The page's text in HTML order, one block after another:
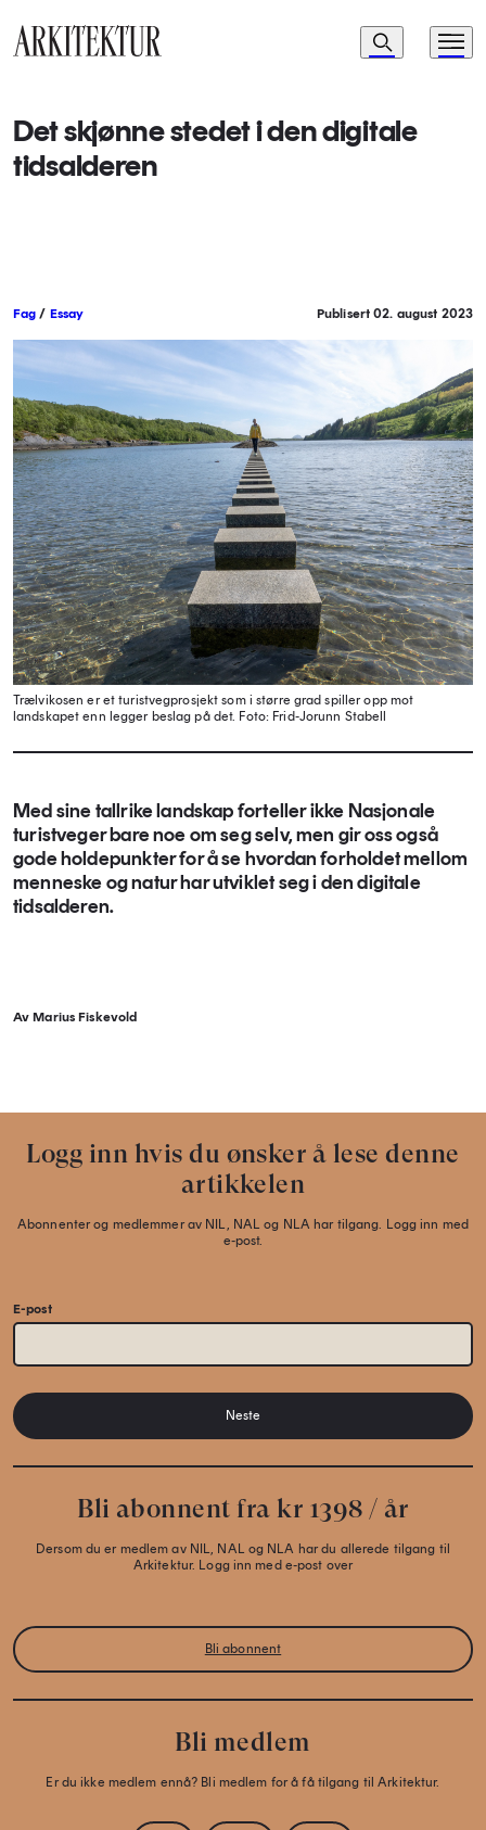
Navigasjon
Søk Meny
Det skjønne stedet i den digitale
tidsalderen
Fag / Essay Publisert 02. august 2023
Trælvikosen er et turistvegprosjekt som i større grad spiller opp mot
landskapet enn legger beslag på det. Foto: Frid-Jorunn Stabell
Med sine tallrike landskap forteller ikke Nasjonale
turistveger bare noe om seg selv, men gir oss også
gode holdepunkter for å se hvordan forholdet mellom
menneske og natur har utviklet seg i den digitale
tidsalderen.
Av Marius Fiskevold
Logg inn hvis du ønsker å lese denne
artikkelen
Abonnenter og medlemmer av NIL, NAL og NLA har tilgang. Logg inn med
e-post.
E-post
Neste
Bli abonnent fra kr 1398 / år
Dersom du er medlem av NIL, NAL og NLA har du allerede tilgang til
Arkitektur. Logg inn med e-post over
Bli abonnent
Bli medlem
Er du ikke medlem ennå? Bli medlem for å få tilgang til Arkitektur.